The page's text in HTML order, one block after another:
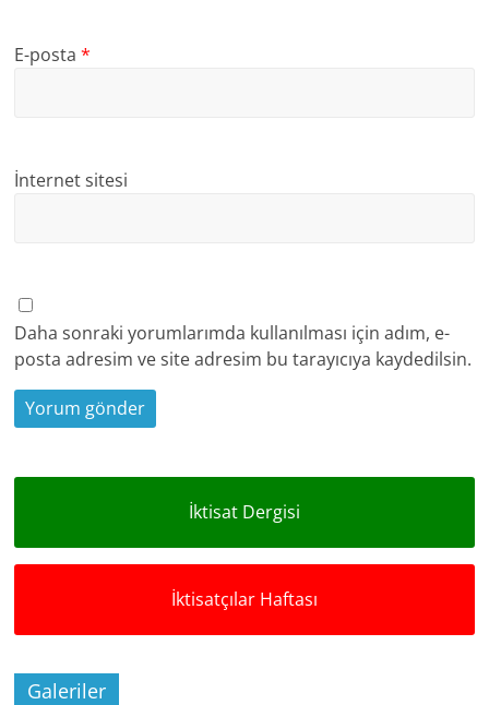
E-posta*
İnternet sitesi
Daha sonraki yorumlarımda kullanılması için adım, e-
posta adresim ve site adresim bu tarayıcıya kaydedilsin.
İktisat Dergisi
İktisatçılar Haftası
Galeriler